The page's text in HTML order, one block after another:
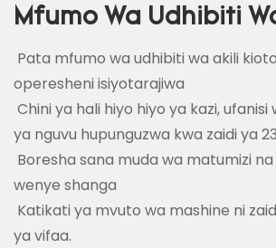
Mfumo Wa Udhibiti
Pata mfumo wa udhibiti wa akili
operesheni isiyotarajiwa
Chini ya hali hiyo hiyo ya kazi,
ya nguvu hupunguzwa kwa zaidi ya
Boresha sana muda wa matumizi
wenye shanga
Katikati ya mvuto wa mashine ni
ya vifaa.